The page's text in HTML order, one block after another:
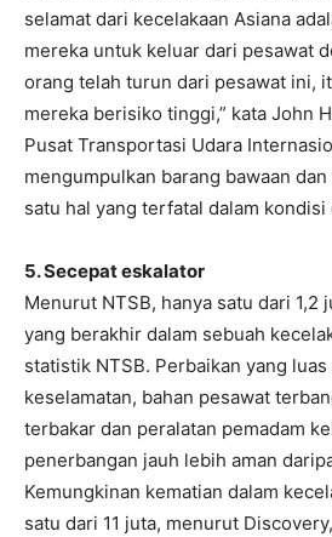
selamat dari kecelakaan Asiana
mereka untuk keluar dari pesawat
orang telah turun dari pesawat ini,
mereka berisiko tinggi,” kata John
Pusat Transportasi Udara
mengumpulkan barang bawaan
satu hal yang terfatal dalam kondisi
5. Secepat eskalator
Menurut NTSB, hanya satu dari 1,2
yang berakhir dalam sebuah
statistik NTSB. Perbaikan yang
keselamatan, bahan pesawat
terbakar dan peralatan pemadam
penerbangan jauh lebih aman
Kemungkinan kematian dalam
satu dari 11 juta, menurut